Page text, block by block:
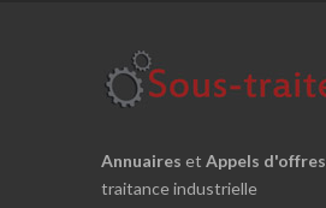
Annuaires et Appels d'offres
traitance industrielle